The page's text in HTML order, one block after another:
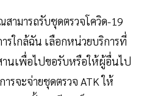
ามารถรับชุดตรวจโควิด-19
รใกล้ฉัน เลือกหน่วยบริการที่
านเพื่อไปขอรับหรือให้ผู้อื่นไป
รจะจ่ายชุดตรวจ ATK ให้